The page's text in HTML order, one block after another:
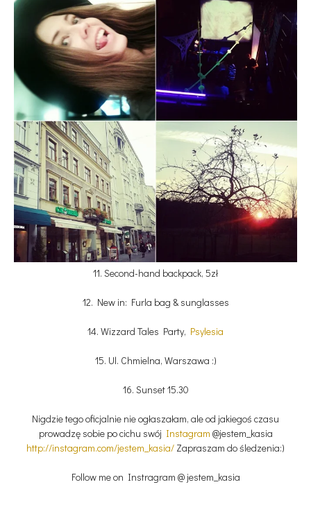
11. Second-hand backpack, 5zł
12. New in: Furla bag & sunglasses
14. Wizzard Tales Party, Psylesia
15. Ul. Chmielna, Warszawa :)
16. Sunset 15.30
Nigdzie tego oficjalnie nie ogłaszałam, ale od jakiegoś czasu
prowadzę sobie po cichu swój Instagram @jestem_kasia
http://instagram.com/jestem_kasia/ Zapraszam do śledzenia:)
Follow me on Instragram @ jestem_kasia